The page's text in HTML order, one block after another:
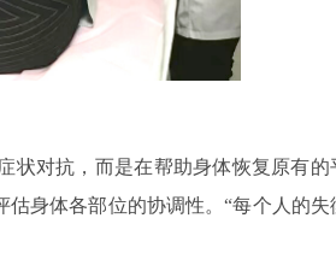
状对抗，而是在帮助身体恢复原有的
身体各部位的协调性。“每个人的失